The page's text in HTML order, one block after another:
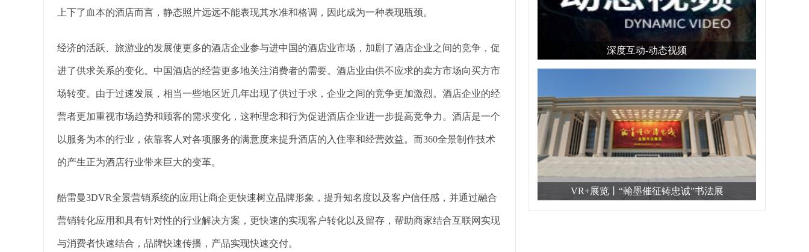
上下了血本的酒店而言，静态照片远远不能表现其水准和格调，因此成为一种表现瓶颈。
经济的活跃、旅游业的发展使更多的酒店企业参与进中国的酒店业市场，加剧了酒店企业之间的竞争，促
进了供求关系的变化。中国酒店的经营更多地关注消费者的需要。酒店业由供不应求的卖方市场向买方市
场转变。由于过速发展，相当一些地区近几年出现了供过于求，企业之间的竞争更加激烈。酒店企业的经
营者更加重视市场趋势和顾客的需求变化，这种理念和行为促进酒店企业进一步提高竞争力。酒店是一个
以服务为本的行业，依靠客人对各项服务的满意度来提升酒店的入住率和经营效益。而360全景制作技术
的产生正为酒店行业带来巨大的变革。
酷雷曼3DVR全景营销系统的应用让商企更快速树立品牌形象，提升知名度以及客户信任感，并通过融合
营销转化应用和具有针对性的行业解决方案，更快速的实现客户转化以及留存，帮助商家结合互联网实现
与消费者快速结合，品牌快速传播，产品实现快速交付。
深度互动-动态视频
VR+展览丨“翰墨催征铸忠诚”书法展